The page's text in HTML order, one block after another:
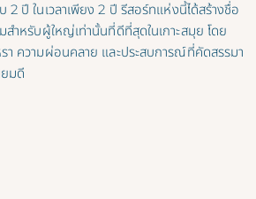
2 ปี ในเวลาเพียง 2 ปี รีสอร์ทแห่งนี้ได้สร้างชื่อ
มสำหรับผู้ใหญ่เท่านั้นที่ดีที่สุดในเกาะสมุย โดย
า ความผ่อนคลาย และประสบการณ์ที่คัดสรรมา
มดี